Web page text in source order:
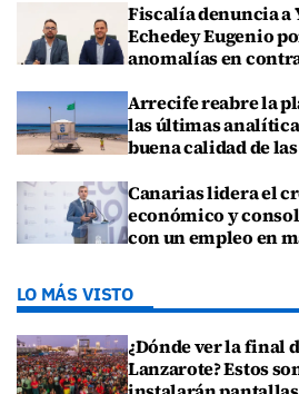
Fiscalía denuncia a
Echedey Eugenio
anomalías en
Arrecife reabre la
las últimas
buena calidad de
Canarias lidera el
económico y
con un empleo en
LO MÁS VISTO
¿Dónde ver la final
Lanzarote? Estos